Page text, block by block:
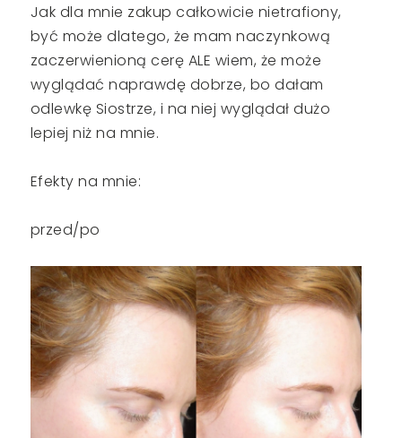
Jak dla mnie zakup całkowicie nietrafiony,
być może dlatego, że mam naczynkową
zaczerwienioną cerę ALE wiem, że może
wyglądać naprawdę dobrze, bo dałam
odlewkę Siostrze, i na niej wyglądał dużo
lepiej niż na mnie.
Efekty na mnie:
przed/po